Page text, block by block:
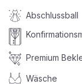
Abschlussball
Premium
Wäsche